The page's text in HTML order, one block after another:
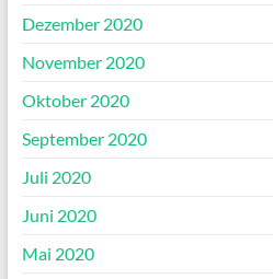
Dezember 2020
November 2020
Oktober 2020
September 2020
Juli 2020
Juni 2020
Mai 2020